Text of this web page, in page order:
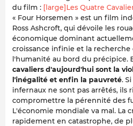
du film : [large]Les Quatre
« Four Horsemen » est un film
Ross Ashcroft, qui dévoile les
économique dominant
croissance infinie et la
l'humanité au bord du précipice.
cavaliers d'aujourd'hui sont la
l'inégalité et enfin la pauvreté.
infernaux ne sont pas arrêtés, ils
compromettre la pérennité des
L'économie mondiale va mal. La
rapidement en catastrophe, de